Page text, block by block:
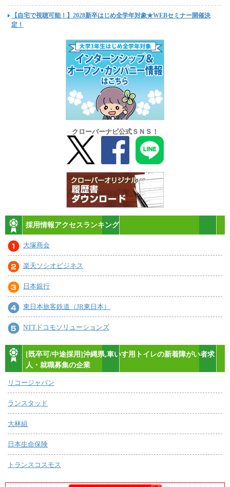
【自宅で視聴可能！】2028新卒はじめ全学年対象★WEBセミナー開催決
定！
クローバーナビ公式ＳＮＳ！
採用情報アクセスランキング
大塚商会
楽天ソシオビジネス
日本銀行
東日本旅客鉄道（JR東日本）
NTTドコモソリューションズ
[既卒可/中途採用]沖縄県,車いす用トイレの新着障がい者求
人・就職募集の企業
リコージャパン
ランスタッド
大林組
日本生命保険
トランスコスモス